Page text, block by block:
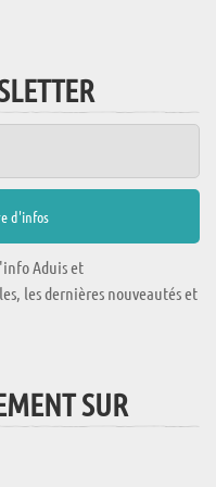
Aduis et
les dernières nouveautés et
SUR